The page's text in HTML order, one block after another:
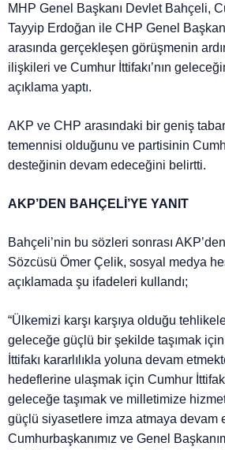
MHP Genel Başkanı Devlet Bahçeli,
Tayyip Erdoğan ile CHP Genel
arasında gerçekleşen görüşmenin
ilişkileri ve Cumhur İttifakı’nın
açıklama yaptı.
AKP ve CHP arasındaki bir geniş
temennisi olduğunu ve partisinin
desteğinin devam edeceğini belirtti.
AKP’DEN BAHÇELİ’YE YANIT
Bahçeli’nin bu sözleri sonrası
Sözcüsü Ömer Çelik, sosyal medya
açıklamada şu ifadeleri kullandı;
“Ülkemizi karşı karşıya olduğu
geleceğe güçlü bir şekilde taşımak
İttifakı kararlılıkla yoluna devam
hedeflerine ulaşmak için Cumhur
geleceğe taşımak ve milletimize
güçlü siyasetlere imza atmaya devam
Cumhurbaşkanımız ve Genel